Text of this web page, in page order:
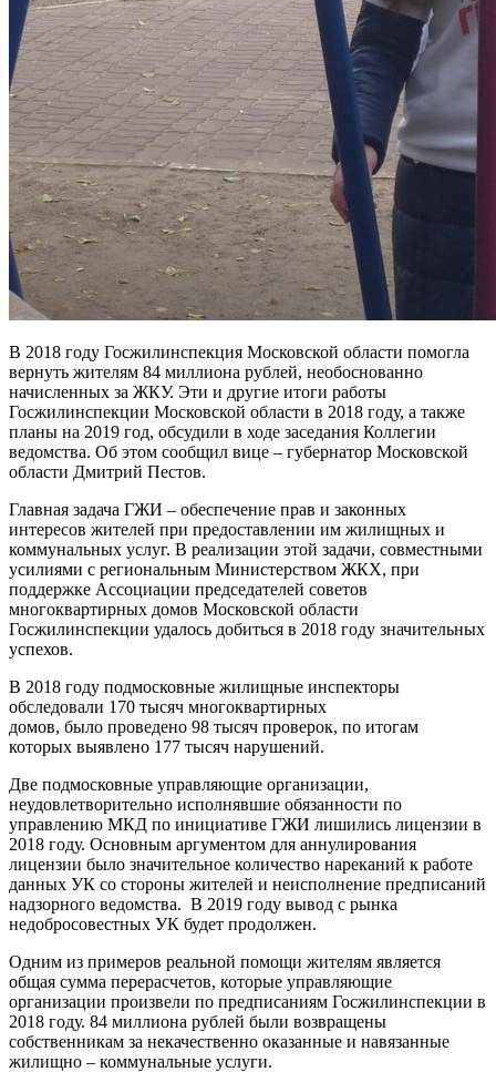
В 2018 году Госжилинспекция Московской области помогла
вернуть жителям 84 миллиона рублей, необоснованно
начисленных за ЖКУ. Эти и другие итоги работы
Госжилинспекции Московской области в 2018 году, а также
планы на 2019 год, обсудили в ходе заседания Коллегии
ведомства. Об этом сообщил вице – губернатор Московской
области Дмитрий Пестов.
Главная задача ГЖИ – обеспечение прав и законных
интересов жителей при предоставлении им жилищных и
коммунальных услуг. В реализации этой задачи, совместными
усилиями с региональным Министерством ЖКХ, при
поддержке Ассоциации председателей советов
многоквартирных домов Московской области
Госжилинспекции удалось добиться в 2018 году значительных
успехов.
В 2018 году подмосковные жилищные инспекторы
обследовали 170 тысяч многоквартирных
домов, было проведено 98 тысяч проверок, по итогам
которых выявлено 177 тысяч нарушений.
Две подмосковные управляющие организации,
неудовлетворительно исполнявшие обязанности по
управлению МКД по инициативе ГЖИ лишились лицензии в
2018 году. Основным аргументом для аннулирования
лицензии было значительное количество нареканий к работе
данных УК со стороны жителей и неисполнение предписаний
надзорного ведомства. В 2019 году вывод с рынка
недобросовестных УК будет продолжен.
Одним из примеров реальной помощи жителям является
общая сумма перерасчетов, которые управляющие
организации произвели по предписаниям Госжилинспекции в
2018 году. 84 миллиона рублей были возвращены
собственникам за некачественно оказанные и навязанные
жилищно – коммунальные услуги.